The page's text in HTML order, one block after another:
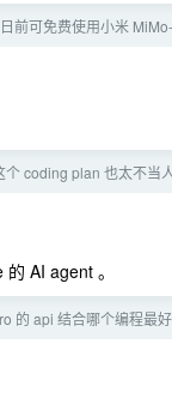
前可免费使用小米
个 coding plan 也太不当
AI agent 。
的 api 结合哪个编程最好